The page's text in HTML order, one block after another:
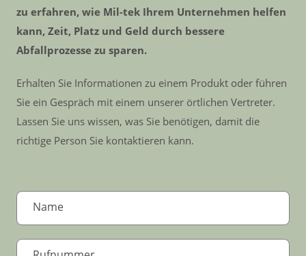
zu erfahren, wie Mil-tek Ihrem Unternehmen helfen
kann, Zeit, Platz und Geld durch bessere
Abfallprozesse zu sparen.
Erhalten Sie Informationen zu einem Produkt oder führen
Sie ein Gespräch mit einem unserer örtlichen Vertreter.
Lassen Sie uns wissen, was Sie benötigen, damit die
richtige Person Sie kontaktieren kann.